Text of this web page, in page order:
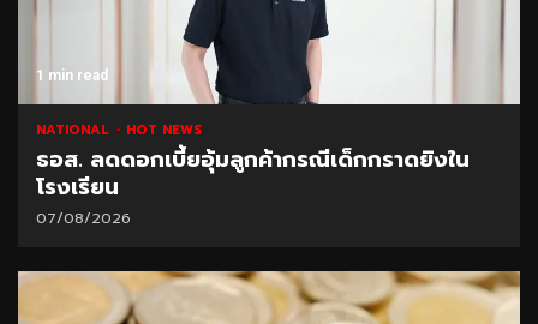
1 min read
NATIONAL HOT NEWS
ธอส. ลดดอกเบี้ยอุ้มลูกค้ากรณีเด็กกราดยิงใน
โรงเรียน
07/08/2026